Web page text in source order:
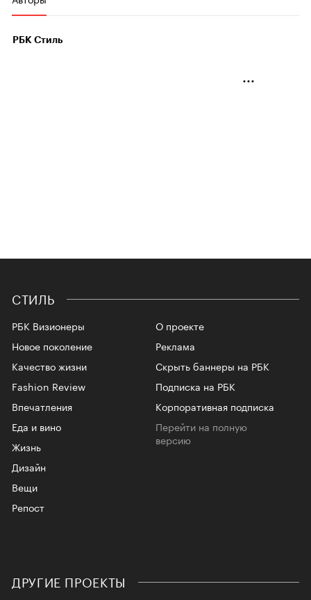
РБК Стиль
СТИЛЬ
РБК Визионеры
Новое поколение
Качество жизни
Fashion Review
Впечатления
Еда и вино
Жизнь
Дизайн
Вещи
Репост
О проекте
Реклама
Скрыть баннеры на РБК
Подписка на РБК
Корпоративная подписка
Перейти на полную
версию
ДРУГИЕ ПРОЕКТЫ